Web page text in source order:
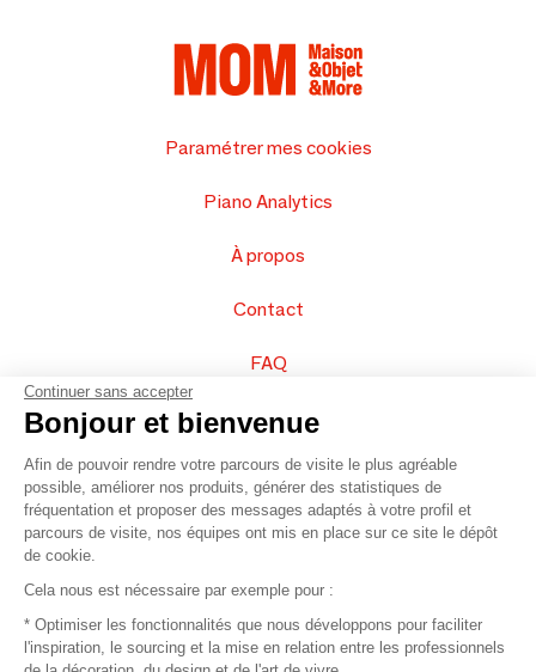
Paramétrer mes cookies
Piano Analytics
À propos
Contact
FAQ
Vendez vos produits
Plan du site
© 2016 –Organisation SAFI
Recrutement
Continuer sans accepter
Bonjour et bienvenue
Afin de pouvoir rendre votre parcours de visite le plus agréable
possible, améliorer nos produits, générer des statistiques de
fréquentation et proposer des messages adaptés à votre profil et
parcours de visite, nos équipes ont mis en place sur ce site le dépôt
de cookie.
Cela nous est nécessaire par exemple pour :
* Optimiser les fonctionnalités que nous développons pour faciliter
l'inspiration, le sourcing et la mise en relation entre les professionnels